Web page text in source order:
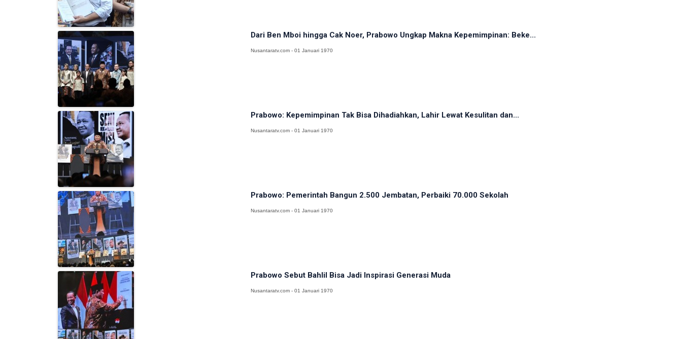
Dari Ben Mboi hingga Cak Noer, Prabowo Ungkap Makna Kepemimpinan: Beke...
Nusantaratv.com - 01 Januari 1970
Prabowo: Kepemimpinan Tak Bisa Dihadiahkan, Lahir Lewat Kesulitan dan...
Nusantaratv.com - 01 Januari 1970
Prabowo: Pemerintah Bangun 2.500 Jembatan, Perbaiki 70.000 Sekolah
Nusantaratv.com - 01 Januari 1970
Prabowo Sebut Bahlil Bisa Jadi Inspirasi Generasi Muda
Nusantaratv.com - 01 Januari 1970